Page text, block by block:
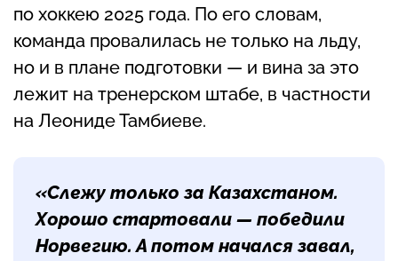
по хоккею 2025 года. По его словам,
команда провалилась не только на льду,
но и в плане подготовки — и вина за это
лежит на тренерском штабе, в частности
на Леониде Тамбиеве.
«Слежу только за Казахстаном.
Хорошо стартовали — победили
Норвегию. А потом начался завал,